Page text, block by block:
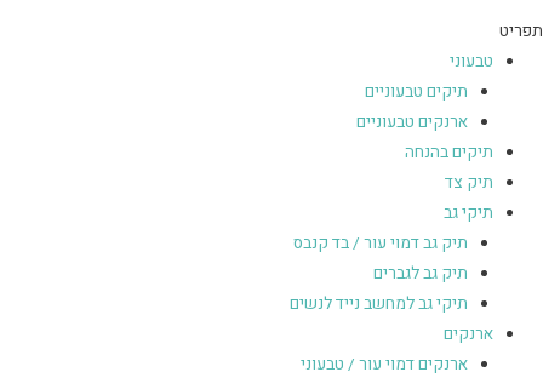
תפריט
טבעוני
תיקים טבעוניים
ארנקים טבעוניים
תיקים בהנחה
תיק צד
תיקי גב
תיק גב דמוי עור / בד קנבס
תיק גב לגברים
תיקי גב למחשב נייד לנשים
ארנקים
ארנקים דמוי עור / טבעוני